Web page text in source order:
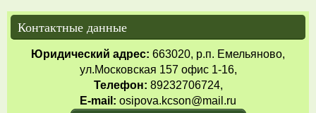
Контактные данные
Юридический адрес: 663020, р.п. Емельяново,
ул.Московская 157 офис 1-16,
Телефон: 89232706724,
E-mail: osipova.kcson@mail.ru